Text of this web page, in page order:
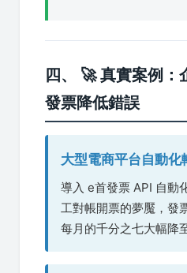
四、 🚀 真實案例：
發票降低錯誤
大型電商平台自動化
導入 e首發票 API 自動
工對帳開票的夢魘，發
每月的千分之七大幅降